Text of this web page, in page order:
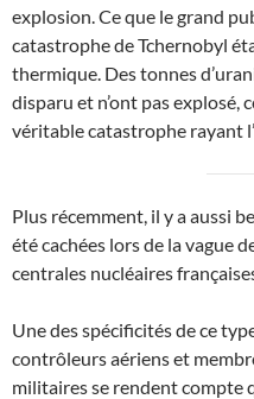
explosion. Ce que le grand
catastrophe de Tchernobyl
thermique. Des tonnes
disparu et n’ont pas explosé,
véritable catastrophe rayant
Plus récemment, il y a aussi
été cachées lors de la vague
centrales nucléaires
Une des spécificités de ce
contrôleurs aériens et
militaires se rendent compte